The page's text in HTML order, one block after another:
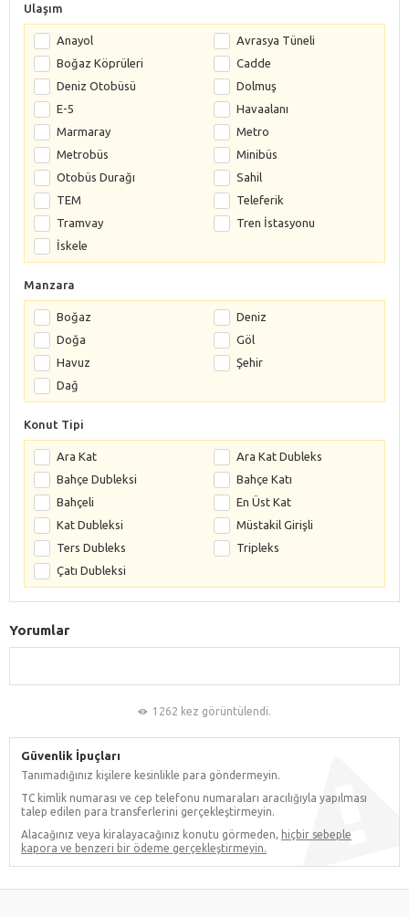
Ulaşım
Anayol
Avrasya Tüneli
Boğaz Köprüleri
Cadde
Deniz Otobüsü
Dolmuş
E-5
Havaalanı
Marmaray
Metro
Metrobüs
Minibüs
Otobüs Durağı
Sahil
TEM
Teleferik
Tramvay
Tren İstasyonu
İskele
Manzara
Boğaz
Deniz
Doğa
Göl
Havuz
Şehir
Dağ
Konut Tipi
Ara Kat
Ara Kat Dubleks
Bahçe Dubleksi
Bahçe Katı
Bahçeli
En Üst Kat
Kat Dubleksi
Müstakil Girişli
Ters Dubleks
Tripleks
Çatı Dubleksi
Yorumlar
1262 kez görüntülendi.
Güvenlik İpuçları
Tanımadığınız kişilere kesinlikle para göndermeyin.
TC kimlik numarası ve cep telefonu numaraları aracılığıyla yapılması
talep edilen para transferlerini gerçekleştirmeyin.
Alacağınız veya kiralayacağınız konutu görmeden, hiçbir sebeple
kapora ve benzeri bir ödeme gerçekleştirmeyin.